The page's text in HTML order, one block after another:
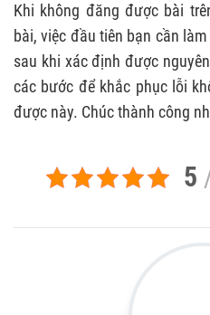
Khi không đăng được bài
bài, việc đầu tiên bạn cần
sau khi xác định được
các bước để khắc phục lỗi
được này. Chúc thành công
5